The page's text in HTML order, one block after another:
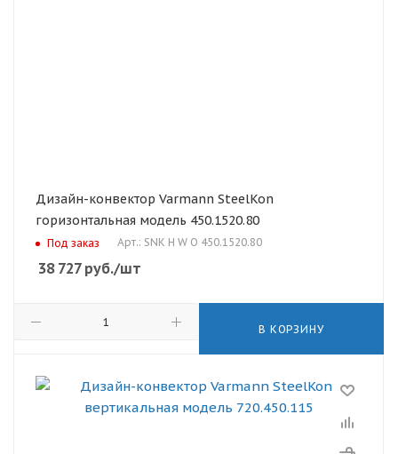
Дизайн-конвектор Varmann SteelKon
горизонтальная модель 450.1520.80
Под заказ Арт.: SNK H W O 450.1520.80
38 727руб./шт
В КОРЗИНУ